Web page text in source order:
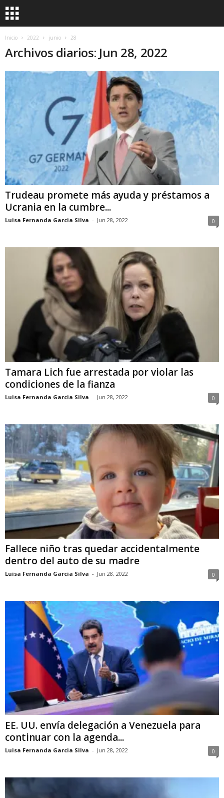
Inicio 2022 junio 28
Archivos diarios: Jun 28, 2022
Trudeau promete más ayuda y préstamos a
Ucrania en la cumbre...
Luisa Fernanda Garcia Silva - Jun 28, 2022 0
Tamara Lich fue arrestada por violar las
condiciones de la fianza
Luisa Fernanda Garcia Silva - Jun 28, 2022 0
Fallece niño tras quedar accidentalmente
dentro del auto de su madre
Luisa Fernanda Garcia Silva - Jun 28, 2022 0
EE. UU. envía delegación a Venezuela para
continuar con la agenda...
Luisa Fernanda Garcia Silva - Jun 28, 2022 0